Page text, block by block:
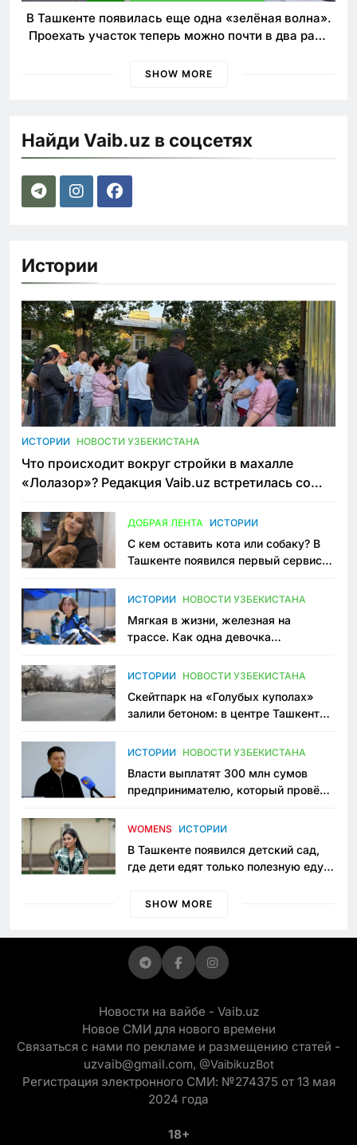
В Ташкенте появилась еще одна «зелёная волна».
Проехать участок теперь можно почти в два раза
SHOW MORE
Найди Vaib.uz в соцсетях
Истории
ИСТОРИИ НОВОСТИ УЗБЕКИСТАНА
Что происходит вокруг стройки в махалле
«Лолазор»? Редакция Vaib.uz встретилась со
ДОБРАЯ ЛЕНТА ИСТОРИИ
С кем оставить кота или собаку? В
Ташкенте появился первый сервис
ИСТОРИИ НОВОСТИ УЗБЕКИСТАНА
Мягкая в жизни, железная на
трассе. Как одна девочка
Узбекистане
ИСТОРИИ НОВОСТИ УЗБЕКИСТАНА
Скейтпарк на «Голубых куполах»
залили бетоном: в центре Ташкента
пространство
ИСТОРИИ НОВОСТИ УЗБЕКИСТАНА
Власти выплатят 300 млн сумов
предпринимателю, который провёл
приговору
WOMENS ИСТОРИИ
В Ташкенте появился детский сад,
где дети едят только полезную еду.
просить «кашу без сахара»
SHOW MORE
Новости на вайбе - Vaib.uz
Новое СМИ для нового времени
Связаться с нами по рекламе и размещению статей -
uzvaib@gmail.com, @VaibikuzBot
Регистрация электронного СМИ: №274375 от 13 мая
2024 года
18+